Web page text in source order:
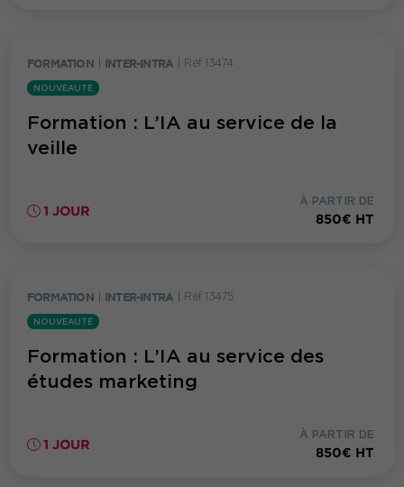
FORMATION INTER-INTRA Réf. 13474
NOUVEAUTÉ
Formation : L’IA au service de la
veille
1 JOUR
À PARTIR DE
850€ HT
FORMATION INTER-INTRA Réf. 13475
NOUVEAUTÉ
Formation : L’IA au service des
études marketing
1 JOUR
À PARTIR DE
850€ HT